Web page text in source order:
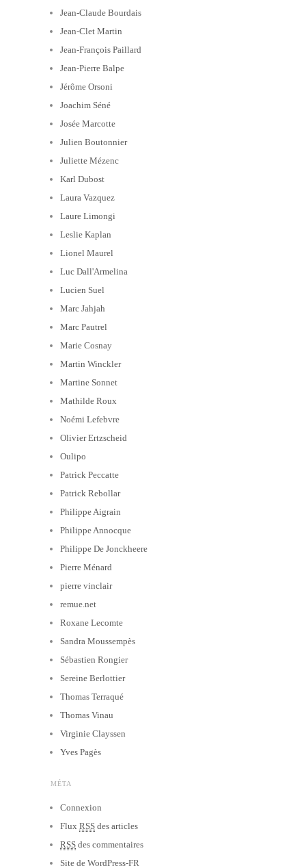
Jean-Claude Bourdais
Jean-Clet Martin
Jean-François Paillard
Jean-Pierre Balpe
Jérôme Orsoni
Joachim Séné
Josée Marcotte
Julien Boutonnier
Juliette Mézenc
Karl Dubost
Laura Vazquez
Laure Limongi
Leslie Kaplan
Lionel Maurel
Luc Dall'Armelina
Lucien Suel
Marc Jahjah
Marc Pautrel
Marie Cosnay
Martin Winckler
Martine Sonnet
Mathilde Roux
Noémi Lefebvre
Olivier Ertzscheid
Oulipo
Patrick Peccatte
Patrick Rebollar
Philippe Aigrain
Philippe Annocque
Philippe De Jonckheere
Pierre Ménard
pierre vinclair
remue.net
Roxane Lecomte
Sandra Moussempès
Sébastien Rongier
Sereine Berlottier
Thomas Terraqué
Thomas Vinau
Virginie Clayssen
Yves Pagès
MÉTA
Connexion
Flux RSS des articles
RSS des commentaires
Site de WordPress-FR